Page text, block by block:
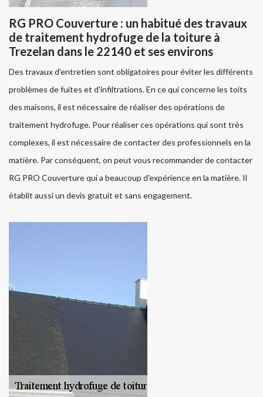
RG PRO Couverture : un habitué des travaux
de traitement hydrofuge de la toiture à
Trezelan dans le 22140 et ses environs
Des travaux d'entretien sont obligatoires pour éviter les différents
problèmes de fuites et d'infiltrations. En ce qui concerne les toits
des maisons, il est nécessaire de réaliser des opérations de
traitement hydrofuge. Pour réaliser ces opérations qui sont très
complexes, il est nécessaire de contacter des professionnels en la
matière. Par conséquent, on peut vous recommander de contacter
RG PRO Couverture qui a beaucoup d'expérience en la matière. Il
établit aussi un devis gratuit et sans engagement.